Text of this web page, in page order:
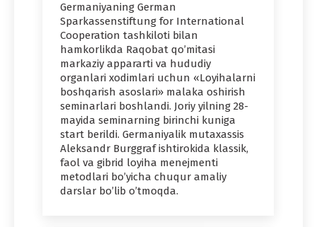
Germaniyaning German
Sparkassenstiftung for International
Cooperation tashkiloti bilan
hamkorlikda Raqobat qo’mitasi
markaziy appararti va hududiy
organlari xodimlari uchun «Loyihalarni
boshqarish asoslari» malaka oshirish
seminarlari boshlandi. Joriy yilning 28-
mayida seminarning birinchi kuniga
start berildi. Germaniyalik mutaxassis
Aleksandr Burggraf ishtirokida klassik,
faol va gibrid loyiha menejmenti
metodlari bo’yicha chuqur amaliy
darslar bo’lib o’tmoqda.